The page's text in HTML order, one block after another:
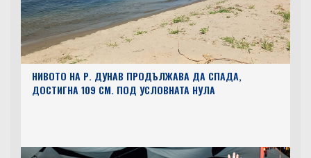
НИВОТО НА Р. ДУНАВ ПРОДЪЛЖАВА ДА СПАДА,
ДОСТИГНА 109 СМ. ПОД УСЛОВНАТА НУЛА